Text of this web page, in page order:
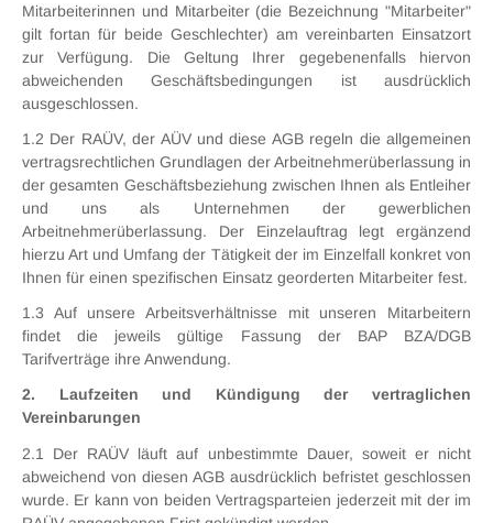
Mitarbeiterinnen und Mitarbeiter (die Bezeichnung "Mitarbeiter"
gilt fortan für beide Geschlechter) am vereinbarten Einsatzort
zur Verfügung. Die Geltung Ihrer gegebenenfalls hiervon
abweichenden Geschäftsbedingungen ist ausdrücklich
ausgeschlossen.
1.2 Der RAÜV, der AÜV und diese AGB regeln die allgemeinen
vertragsrechtlichen Grundlagen der Arbeitnehmerüberlassung in
der gesamten Geschäftsbeziehung zwischen Ihnen als Entleiher
und uns als Unternehmen der gewerblichen
Arbeitnehmerüberlassung. Der Einzelauftrag legt ergänzend
hierzu Art und Umfang der Tätigkeit der im Einzelfall konkret von
Ihnen für einen spezifischen Einsatz georderten Mitarbeiter fest.
1.3 Auf unsere Arbeitsverhältnisse mit unseren Mitarbeitern
findet die jeweils gültige Fassung der BAP BZA/DGB
Tarifverträge ihre Anwendung.
2. Laufzeiten und Kündigung der vertraglichen
Vereinbarungen
2.1 Der RAÜV läuft auf unbestimmte Dauer, soweit er nicht
abweichend von diesen AGB ausdrücklich befristet geschlossen
wurde. Er kann von beiden Vertragsparteien jederzeit mit der im